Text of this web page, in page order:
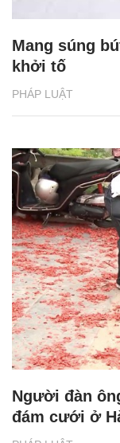
PHÁP LUẬT
Mang súng
khởi tố
Người đàn
đám cưới ở